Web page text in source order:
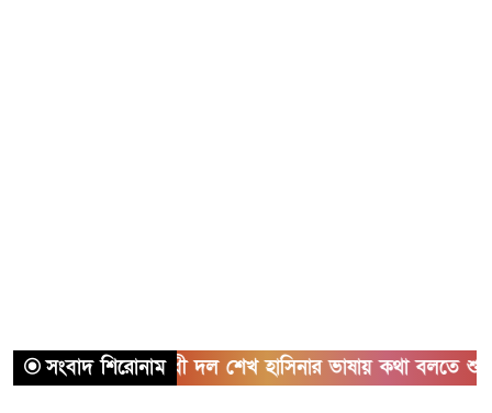
সংবাদ শিরোনাম
বিরোধী দল শেখ হাসিনার ভাষায় কথা বলতে শুরু